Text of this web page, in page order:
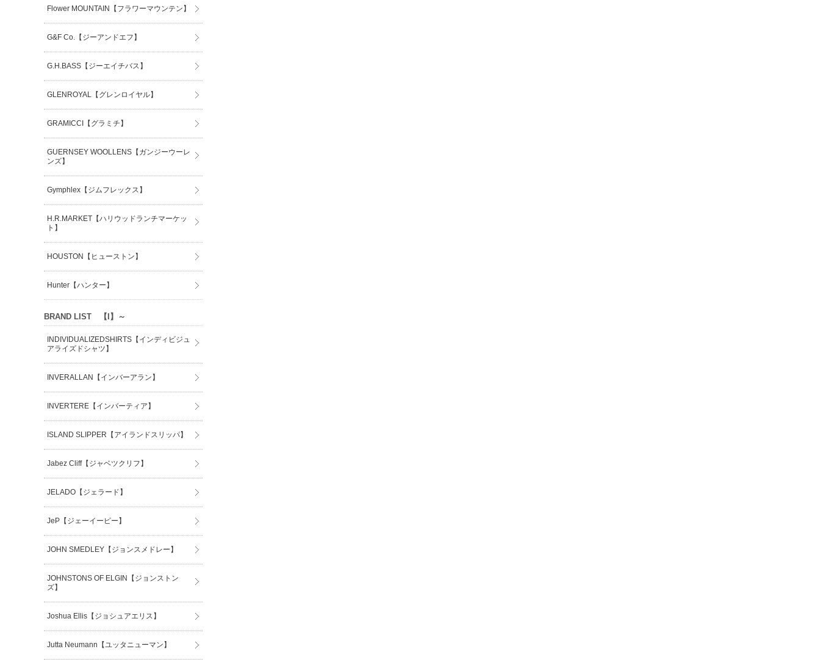
Flower MOUNTAIN【フラワーマウンテン】
G&F Co.【ジーアンドエフ】
G.H.BASS【ジーエイチバス】
GLENROYAL【グレンロイヤル】
GRAMICCI【グラミチ】
GUERNSEY WOOLLENS【ガンジーウーレ
ンズ】
Gymphlex【ジムフレックス】
H.R.MARKET【ハリウッドランチマーケッ
ト】
HOUSTON【ヒューストン】
Hunter【ハンター】
BRAND LIST 【I】～
INDIVIDUALIZEDSHIRTS【インディビジュ
アライズドシャツ】
INVERALLAN【インバーアラン】
INVERTERE【インバーティア】
ISLAND SLIPPER【アイランドスリッパ】
Jabez Cliff【ジャベツクリフ】
JELADO【ジェラード】
JeP【ジェーイーピー】
JOHN SMEDLEY【ジョンスメドレー】
JOHNSTONS OF ELGIN【ジョンストン
ズ】
Joshua Ellis【ジョシュアエリス】
Jutta Neumann【ユッタニューマン】